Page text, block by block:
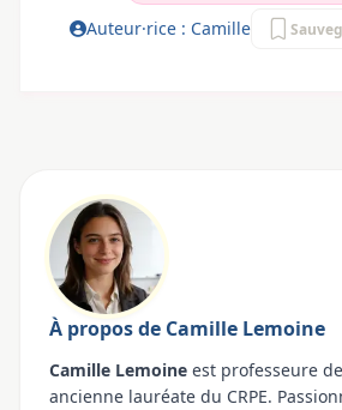
Auteur·rice : Camille
À propos de Camille Lemoine
Camille Lemoine est professeure
ancienne lauréate du CRPE.